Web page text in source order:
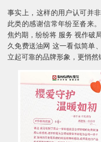
事实上，这样的用户认可并
此类的感谢信常年纷至沓来
焦灼期，纷纷将 服务 视作破
久免费送油网 这一看似简单
立起可靠的品牌形象，更悄然